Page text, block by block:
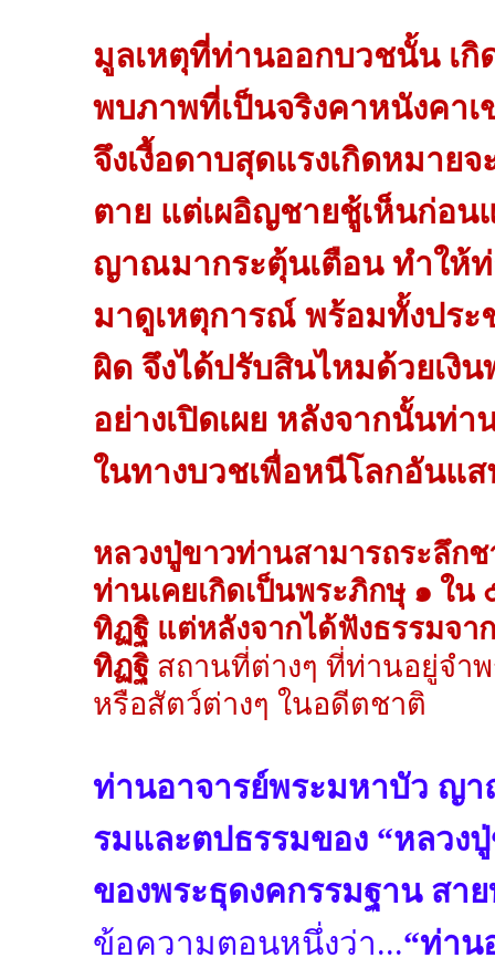
มูลเหตุที่ท่านออกบวชนั้น เกิ
พบภาพที่เป็นจริงคาหนังคา
จึงเงื้อดาบสุดแรงเกิดหมาย
ตาย แต่เผอิญชายชู้เห็นก่อน
ญาณมากระตุ้นเตือน ทำให้ท่
มาดูเหตุการณ์ พร้อมทั้งปร
ผิด จึงได้ปรับสินไหมด้วยเงิ
อย่างเปิดเผย หลังจากนั้นท่า
ในทางบวชเพื่อหนีโลกอันแ
หลวงปู่ขาวท่านสามารถระลึก
ท่านเคยเกิดเป็นพระภิกษุ ๑ ใ
ทิฏฐิ แต่หลังจากได้ฟังธรรมจา
ทิฏฐิสถานที่ต่างๆ ที่ท่านอยู่จำพ
หรือสัตว์ต่างๆ ในอดีตชาติ
ท่านอาจารย์พระมหาบัว ญ
รมและตปธรรมของ “หลวง
ของพระธุดงคกรรมฐาน สา
ข้อความตอนหนึ่งว่า...“ท่าน